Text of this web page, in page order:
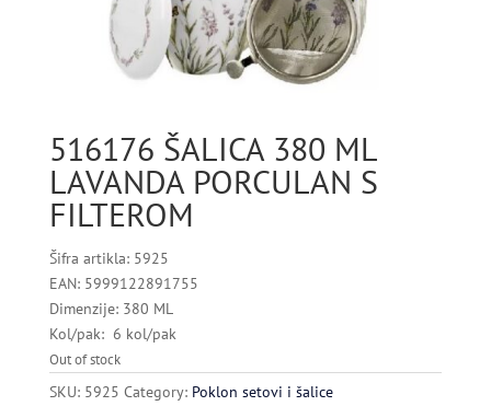
516176 ŠALICA 380 ML
LAVANDA PORCULAN S
FILTEROM
Šifra artikla: 5925
EAN: 5999122891755
Dimenzije: 380 ML
Kol/pak: 6 kol/pak
Out of stock
SKU: 5925 Category: Poklon setovi i šalice